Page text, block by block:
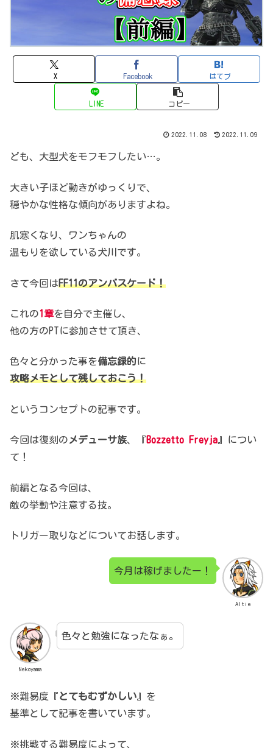
X Facebook はてブ
LINE コピー
2022.11.08 2022.11.09
ども、大型犬をモフモフしたい…。
大きい子ほど動きがゆっくりで、
穏やかな性格な傾向がありますよね。
肌寒くなり、ワンちゃんの
温もりを欲している犬川です。
さて今回はFF11のアンバスケード！
これの1章を自分で主催し、
他の方のPTに参加させて頂き、
色々と分かった事を備忘録的に
攻略メモとして残しておこう！
というコンセプトの記事です。
今回は復刻の メデューサ族、 『Bozzetto Freyja 』につい
て！
前編となる今回は、
敵の挙動や注意する技。
トリガー取りなどについてお話します。
Altie
今月は稼げましたー！
Nekoyama
色々と勉強になったなぁ。
※難易度『とてもむずかしい 』を
基準として記事を書いています。
※挑戦する難易度によって、